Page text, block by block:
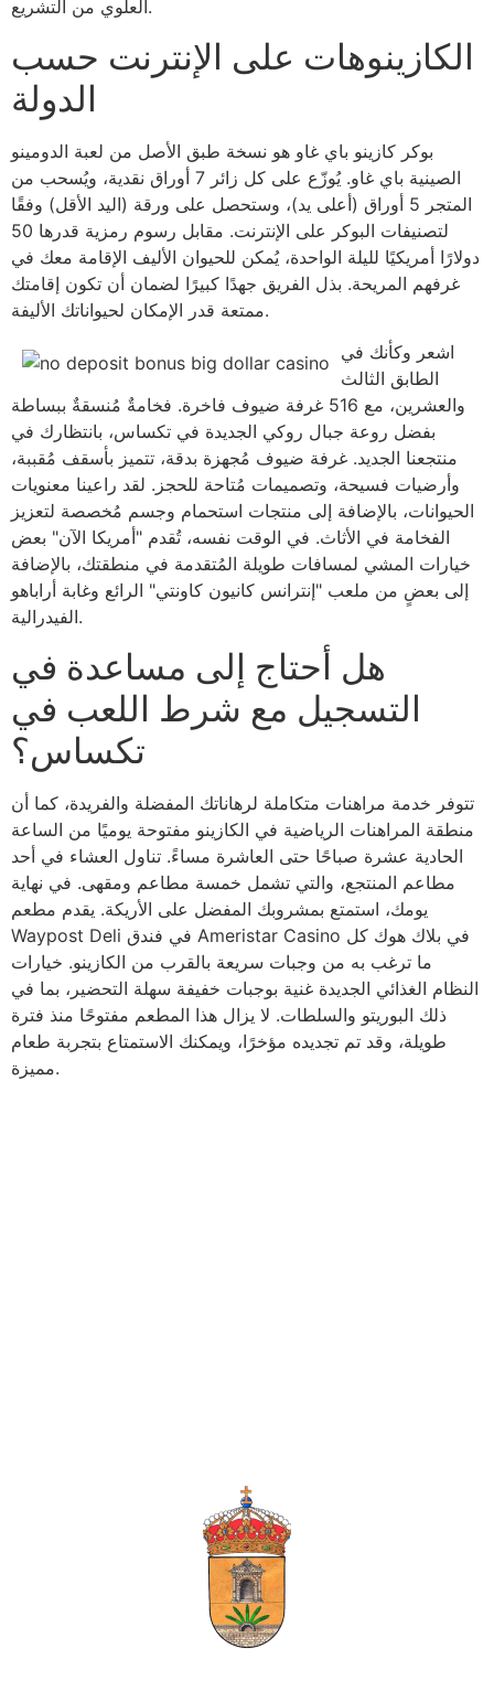
العلوي من التشريع.
الكازينوهات على الإنترنت حسب
الدولة
بوكر كازينو باي غاو هو نسخة طبق الأصل من لعبة الدومينو
الصينية باي غاو. يُوزّع على كل زائر 7 أوراق نقدية، ويُسحب من
المتجر 5 أوراق (أعلى يد)، وستحصل على ورقة (اليد الأقل) وفقًا
لتصنيفات البوكر على الإنترنت. مقابل رسوم رمزية قدرها 50
دولارًا أمريكيًا لليلة الواحدة، يُمكن للحيوان الأليف الإقامة معك في
غرفهم المريحة. بذل الفريق جهدًا كبيرًا لضمان أن تكون إقامتك
ممتعة قدر الإمكان لحيواناتك الأليفة.
اشعر وكأنك في
الطابق الثالث
والعشرين، مع 516 غرفة ضيوف فاخرة. فخامةٌ مُنسقةٌ ببساطة
بفضل روعة جبال روكي الجديدة في تكساس، بانتظارك في
منتجعنا الجديد. غرفة ضيوف مُجهزة بدقة، تتميز بأسقف مُقببة،
وأرضيات فسيحة، وتصميمات مُتاحة للحجز. لقد راعينا معنويات
الحيوانات، بالإضافة إلى منتجات استحمام وجسم مُخصصة لتعزيز
الفخامة في الأثاث. في الوقت نفسه، تُقدم "أمريكا الآن" بعض
خيارات المشي لمسافات طويلة المُتقدمة في منطقتك، بالإضافة
إلى بعضٍ من ملعب "إنترانس كانيون كاونتي" الرائع وغابة أراباهو
الفيدرالية.
هل أحتاج إلى مساعدة في
التسجيل مع شرط اللعب في
تكساس؟
تتوفر خدمة مراهنات متكاملة لرهاناتك المفضلة والفريدة، كما أن
منطقة المراهنات الرياضية في الكازينو مفتوحة يوميًا من الساعة
الحادية عشرة صباحًا حتى العاشرة مساءً. تناول العشاء في أحد
مطاعم المنتجع، والتي تشمل خمسة مطاعم ومقهى. في نهاية
يومك، استمتع بمشروبك المفضل على الأريكة. يقدم مطعم
Waypost Deli في فندق Ameristar Casino في بلاك هوك كل
ما ترغب به من وجبات سريعة بالقرب من الكازينو. خيارات
النظام الغذائي الجديدة غنية بوجبات خفيفة سهلة التحضير، بما في
ذلك البوريتو والسلطات. لا يزال هذا المطعم مفتوحًا منذ فترة
طويلة، وقد تم تجديده مؤخرًا، ويمكنك الاستمتاع بتجربة طعام
مميزة.